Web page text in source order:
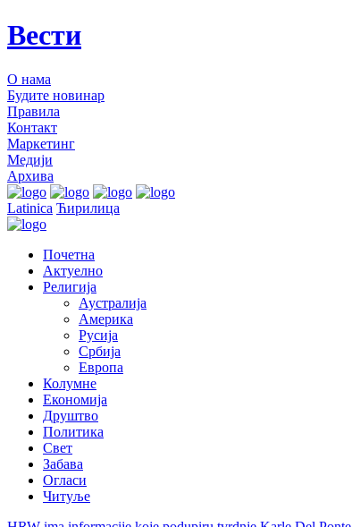
Вести
О нама
Будите новинар
Правила
Контакт
Маркетинг
Медији
Архива
Latinica Ћирилица
Почетна
Актуелно
Религија
Аустралија
Америка
Русија
Србија
Европа
Колумне
Економија
Друштво
Политика
Свет
Забава
Огласи
Читуље